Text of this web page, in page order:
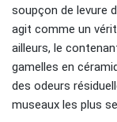
soupçon de levure
agit comme un
ailleurs, le
gamelles en
des odeurs
museaux les plus